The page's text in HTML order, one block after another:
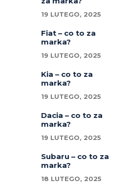
19 LUTEGO, 2025
Fiat – co to za
marka?
19 LUTEGO, 2025
Kia – co to za
marka?
19 LUTEGO, 2025
Dacia – co to za
marka?
19 LUTEGO, 2025
Subaru – co to za
marka?
18 LUTEGO, 2025